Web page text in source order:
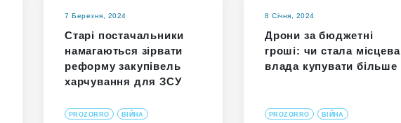
7 Березня, 2024
Старі постачальники
намагаються зірвати
реформу закупівель
харчування для ЗСУ
PROZORRO ВІЙНА
8 Січня, 2024
Дрони за бюджетні
гроші: чи стала місцева
влада купувати більше
PROZORRO ВІЙНА